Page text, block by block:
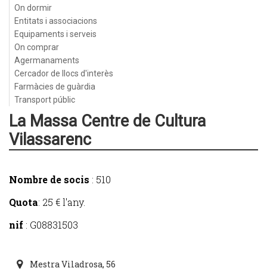
On dormir
Entitats i associacions
Equipaments i serveis
On comprar
Agermanaments
Cercador de llocs d'interès
Farmàcies de guàrdia
Transport públic
La Massa Centre de Cultura
Vilassarenc
Nombre de socis : 510
Quota: 25 € l'any.
nif : G08831503
Mestra Viladrosa, 56